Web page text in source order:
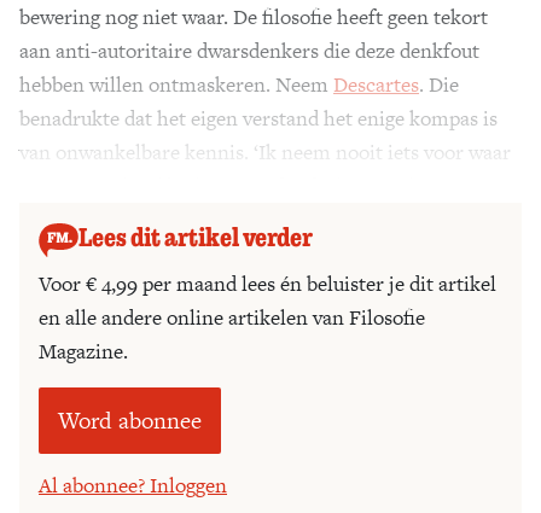
bewering nog niet waar. De filosofie heeft geen tekort
aan anti-autoritaire dwarsdenkers die deze denkfout
hebben willen ontmaskeren. Neem Descartes. Die
benadrukte dat het eigen verstand het enige kompas is
van onwankelbare kennis. ‘Ik neem nooit iets voor waar
Lees dit artikel verder
Voor € 4,99 per maand lees én beluister je dit artikel
en alle andere online artikelen van Filosofie
Magazine.
Word abonnee
Al abonnee? Inloggen